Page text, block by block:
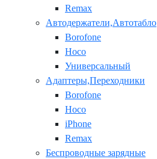
Remax
Автодержатели,Автотабло
Borofone
Hoco
Универсальный
Адаптеры,Переходники
Borofone
Hoco
iPhone
Remax
Беспроводные зарядные